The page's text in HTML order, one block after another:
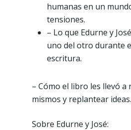
humanas en un
tensiones.
– Lo que Edurne y
uno del otro durante
escritura.
– Cómo el libro les llevó a
mismos y replantear ideas.
Sobre Edurne y José: